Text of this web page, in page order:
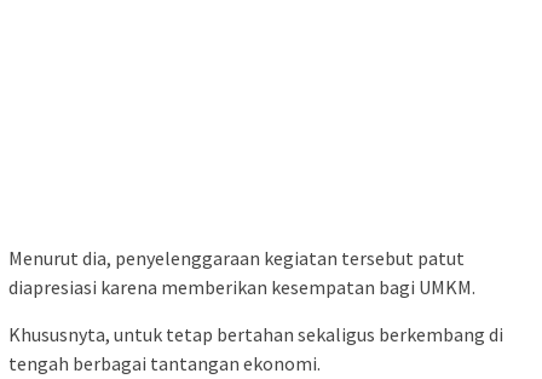
Menurut dia, penyelenggaraan kegiatan tersebut patut
diapresiasi karena memberikan kesempatan bagi UMKM.
Khususnyta, untuk tetap bertahan sekaligus berkembang di
tengah berbagai tantangan ekonomi.